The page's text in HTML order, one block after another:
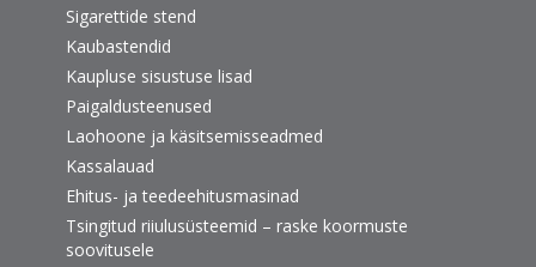
Sigarettide stend
Kaubastendid
Kaupluse sisustuse lisad
Paigaldusteenused
Laohoone ja käsitsemisseadmed
Kassalauad
Ehitus- ja teedeehitusmasinad
Tsingitud riiulusüsteemid – raske koormuste
soovitusele